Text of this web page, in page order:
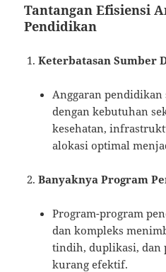
Tantangan Efisiensi
Pendidikan
Keterbatasan Sumber
Anggaran
dengan kebutuhan
kesehatan,
alokasi optimal
Banyaknya Program
Program-program
dan kompleks
tindih, duplikasi, dan
kurang efektif.